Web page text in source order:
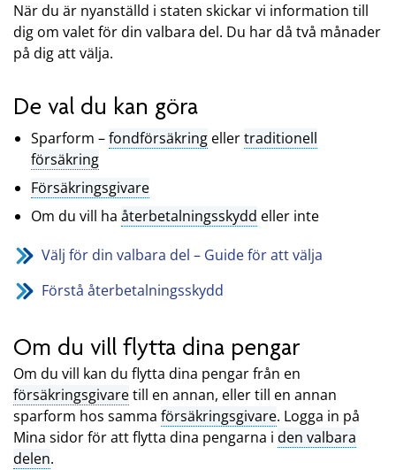
När du är nyanställd i staten skickar vi information till
dig om valet för din valbara del. Du har då två månader
på dig att välja.
De val du kan göra
Sparform –fondförsäkring ellertraditionell
försäkring
Försäkringsgivare
Om du vill ha återbetalningsskydd eller inte
Välj för din valbara del – Guide för att välja
Förstå återbetalningsskydd
Om du vill flytta dina pengar
Om du vill kan du flytta dina pengar från en
försäkringsgivaretill en annan, eller till en annan
sparform hos samma försäkringsgivare. Logga in på
Mina sidor för att flytta dina pengarna i den valbara
delen.